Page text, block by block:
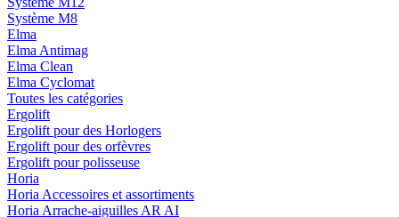
Système M8
Elma
Elma Antimag
Elma Clean
Elma Cyclomat
Toutes les catégories
Ergolift
Ergolift pour des Horlogers
Ergolift pour des orfèvres
Ergolift pour polisseuse
Horia
Horia Accessoires et assortiments
Horia Arrache-aiguilles AR AI